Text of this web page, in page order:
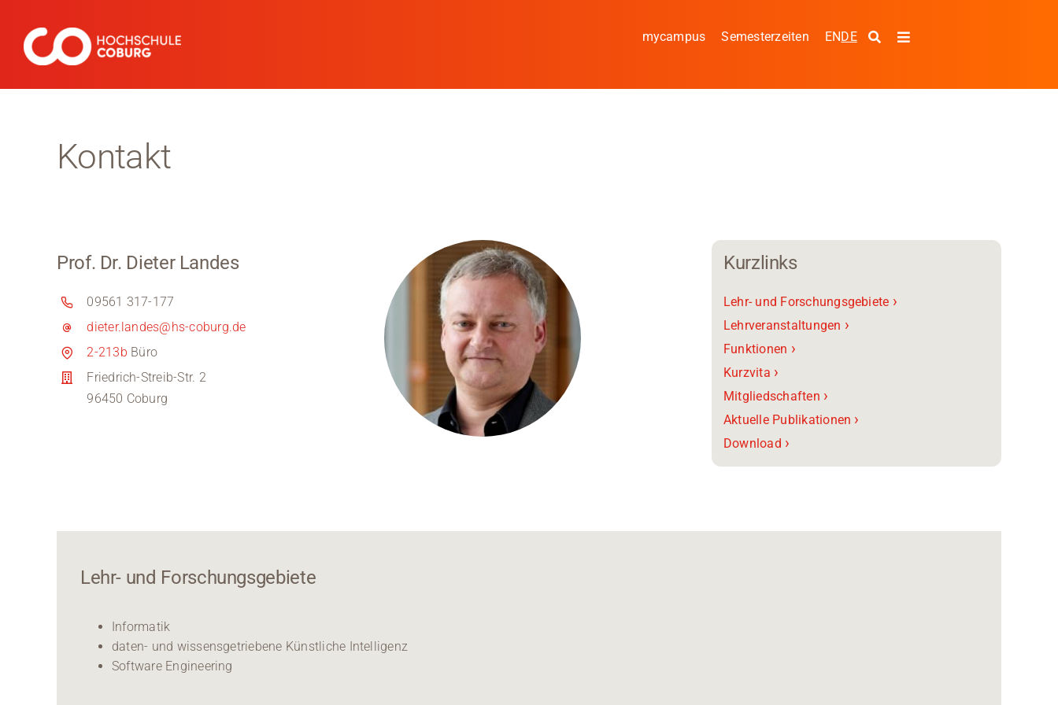
Inhalt
springen
mycampus Semesterzeiten ENDE
Toggle
Studieren
Entdecke die Region
Informationen für …
Kontakt
Medien
Kontakt
Prof. Dr. Dieter Landes
09561 317-177
dieter.landes@hs-coburg.de
2-213b Büro
Friedrich-Streib-Str. 2
96450 Coburg
Kurzlinks
Lehr- und Forschungsgebiete ›
Lehrveranstaltungen ›
Funktionen ›
Kurzvita ›
Mitgliedschaften ›
Aktuelle Publikationen ›
Download ›
Lehr- und Forschungsgebiete
Informatik
daten- und wissensgetriebene Künstliche Intelligenz
Software Engineering